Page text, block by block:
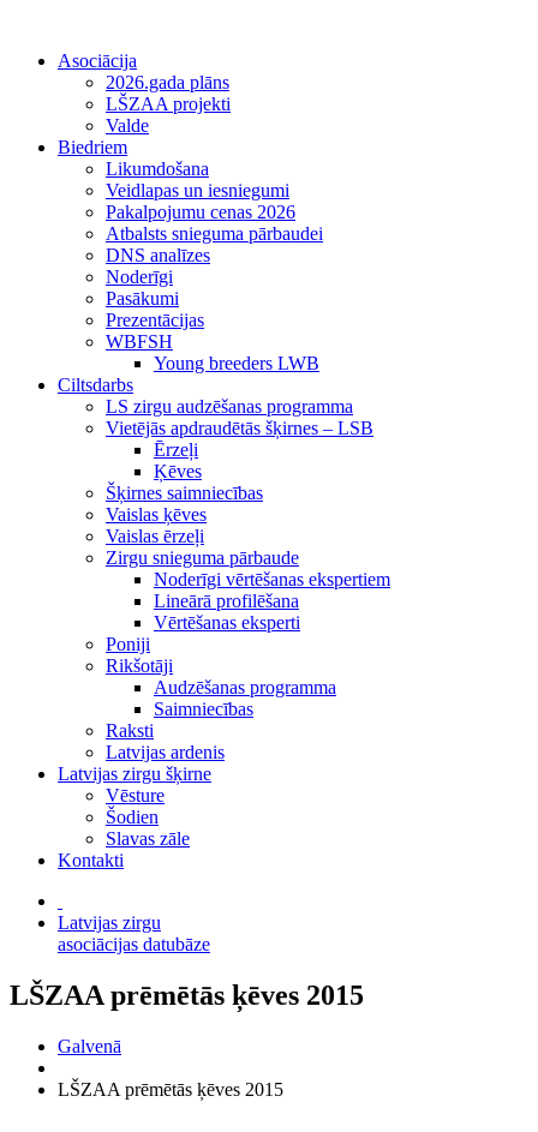
Asociācija
2026.gada plāns
LŠZAA projekti
Valde
Biedriem
Likumdošana
Veidlapas un iesniegumi
Pakalpojumu cenas 2026
Atbalsts snieguma pārbaudei
DNS analīzes
Noderīgi
Pasākumi
Prezentācijas
WBFSH
Young breeders LWB
Ciltsdarbs
LS zirgu audzēšanas programma
Vietējās apdraudētās šķirnes – LSB
Ērzeļi
Ķēves
Šķirnes saimniecības
Vaislas ķēves
Vaislas ērzeļi
Zirgu snieguma pārbaude
Noderīgi vērtēšanas ekspertiem
Lineārā profilēšana
Vērtēšanas eksperti
Poniji
Rikšotāji
Audzēšanas programma
Saimniecības
Raksti
Latvijas ardenis
Latvijas zirgu šķirne
Vēsture
Šodien
Slavas zāle
Kontakti
Latvijas zirgu
asociācijas datubāze
LŠZAA prēmētās ķēves 2015
Galvenā
LŠZAA prēmētās ķēves 2015